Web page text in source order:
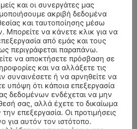
επίΚΗΔΕΙΑ – ΔΕΥΤΕΡΑ 3/8/2026 –
ΕΤΩΝ 91
– ΔΕΥΤΕΡΑ 3/8/2026 – ΔΗΜΗΤΡΙΟΣ Σ.
και οι συνεργάτες μας
ακριβή δεδομένα
και ταυτοποίησης μέσω
να κάνετε κλικ για να
από εμάς και τους
περιγράφεται παραπάνω.
να αποκτήσετε πρόσβαση σε
και να αλλάξετε τις
συναινέσετε ή να αρνηθείτε να
υπόψη ότι κάποια επεξεργασία
δεδομένων ενδέχεται να μην
σας, αλλά έχετε το δικαίωμα
επεξεργασία. Οι προτιμήσεις
για αυτόν τον ιστότοπο.